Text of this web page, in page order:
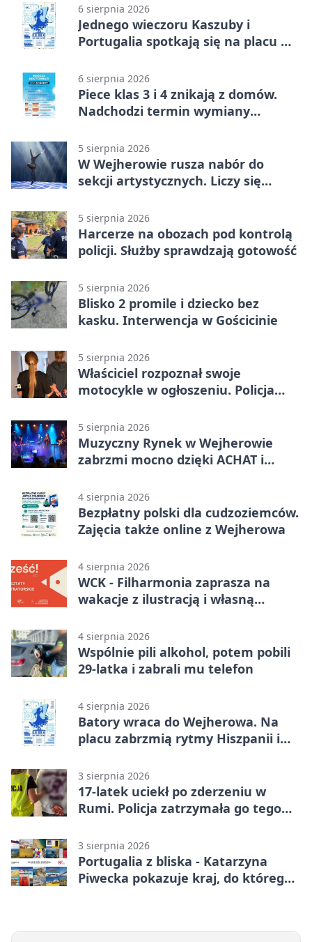
6 sierpnia 2026
Jednego wieczoru Kaszuby i
Portugalia spotkają się na placu w
6 sierpnia 2026
Piece klas 3 i 4 znikają z domów.
Nadchodzi termin wymiany
5 sierpnia 2026
W Wejherowie rusza nabór do
sekcji artystycznych. Liczy się
5 sierpnia 2026
Harcerze na obozach pod kontrolą
policji. Służby sprawdzają gotowość
5 sierpnia 2026
Blisko 2 promile i dziecko bez
kasku. Interwencja w Gościcinie
5 sierpnia 2026
Właściciel rozpoznał swoje
motocykle w ogłoszeniu. Policja
5 sierpnia 2026
Muzyczny Rynek w Wejherowie
zabrzmi mocno dzięki ACHAT i
4 sierpnia 2026
Bezpłatny polski dla cudzoziemców.
Zajęcia także online z Wejherowa
4 sierpnia 2026
WCK - Filharmonia zaprasza na
wakacje z ilustracją i własną
4 sierpnia 2026
Wspólnie pili alkohol, potem pobili
29-latka i zabrali mu telefon
4 sierpnia 2026
Batory wraca do Wejherowa. Na
placu zabrzmią rytmy Hiszpanii i
3 sierpnia 2026
17-latek uciekł po zderzeniu w
Rumi. Policja zatrzymała go tego
3 sierpnia 2026
Portugalia z bliska - Katarzyna
Piwecka pokazuje kraj, do którego